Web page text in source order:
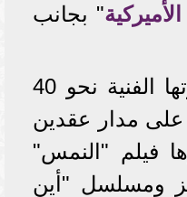
" بجانب
وقدمت خلال مسيرتها الفنية نحو 40
على مدار عقدين
فيلم "النمس"
ومسلسل "أين